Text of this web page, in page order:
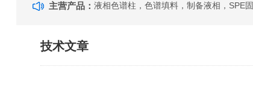
主营产品：
技术文章